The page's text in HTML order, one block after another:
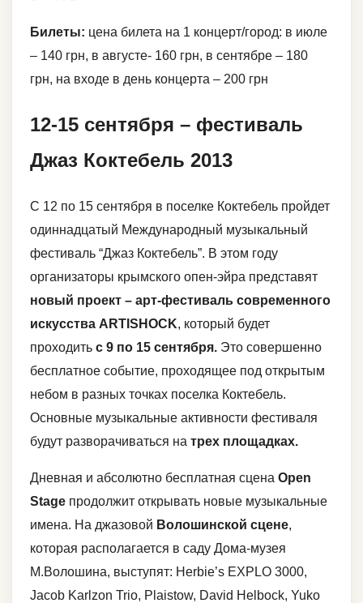
Билеты: цена билета на 1 концерт/город: в июле
– 140 грн, в августе- 160 грн, в сентябре – 180
грн, на входе в день концерта – 200 грн
12-15 сентября – фестиваль
Джаз Коктебель 2013
C 12 по 15 сентября в поселке Коктебель пройдет
одиннадцатый Международный музыкальный
фестиваль “Джаз Коктебель”. В этом году
организаторы крымского опен-эйра представят
новый проект – арт-фестиваль современного
искусства ARTISHOCK, который будет
проходить с 9 по 15 сентября. Это совершенно
бесплатное событие, проходящее под открытым
небом в разных точках поселка Коктебель.
Основные музыкальные активности фестиваля
будут разворачиваться на трех площадках.
Дневная и абсолютно бесплатная сцена Open
Stage продолжит открывать новые музыкальные
имена. На джазовой Волошинской сцене,
которая располагается в саду Дома-музея
М.Волошина, выступят: Herbie’s EXPLO 3000,
Jacob Karlzon Trio, Plaistow, David Helbock, Yuko